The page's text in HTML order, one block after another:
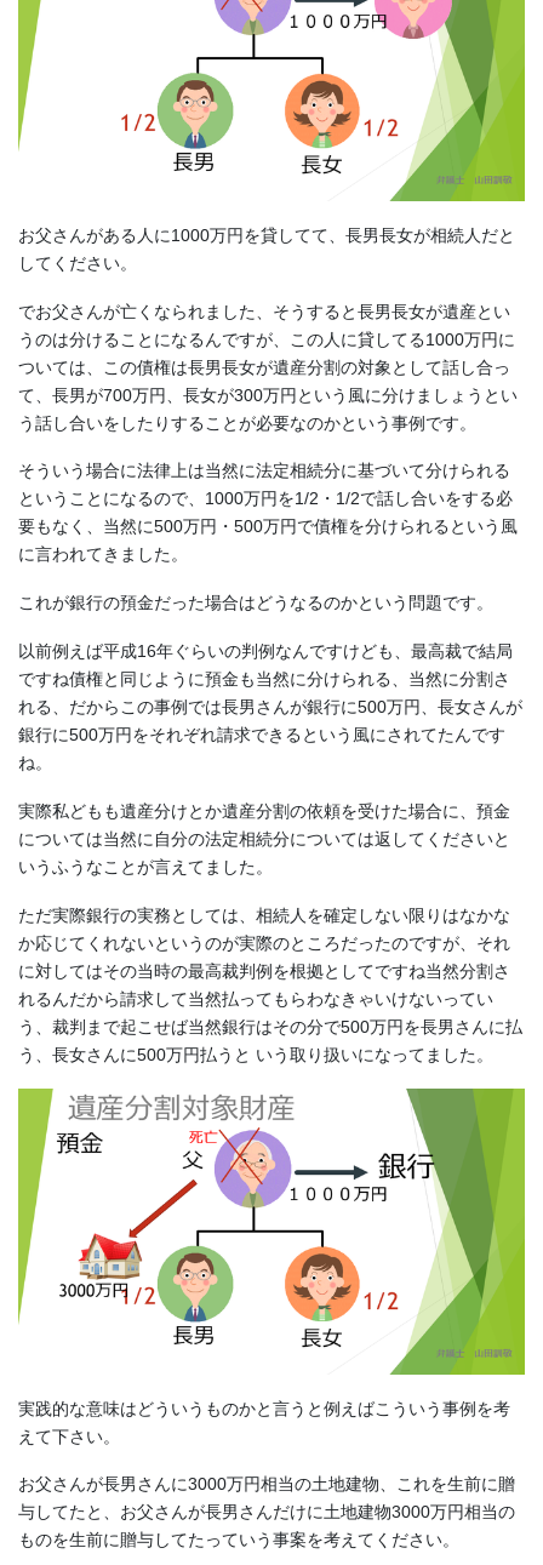
お父さんがある人に1000万円を貸してて、長男長女が相続人だと
してください。
でお父さんが亡くなられました、そうすると長男長女が遺産とい
うのは分けることになるんですが、この人に貸してる1000万円に
ついては、この債権は長男長女が遺産分割の対象として話し合っ
て、長男が700万円、長女が300万円という風に分けましょうとい
う話し合いをしたりすることが必要なのかという事例です。
そういう場合に法律上は当然に法定相続分に基づいて分けられる
ということになるので、1000万円を1/2・1/2で話し合いをする必
要もなく、当然に500万円・500万円で債権を分けられるという風
に言われてきました。
これが銀行の預金だった場合はどうなるのかという問題です。
以前例えば平成16年ぐらいの判例なんですけども、最高裁で結局
ですね債権と同じように預金も当然に分けられる、当然に分割さ
れる、だからこの事例では長男さんが銀行に500万円、長女さんが
銀行に500万円をそれぞれ請求できるという風にされてたんです
ね。
実際私どもも遺産分けとか遺産分割の依頼を受けた場合に、預金
については当然に自分の法定相続分については返してくださいと
いうふうなことが言えてました。
ただ実際銀行の実務としては、相続人を確定しない限りはなかな
か応じてくれないというのが実際のところだったのですが、それ
に対してはその当時の最高裁判例を根拠としてですね当然分割さ
れるんだから請求して当然払ってもらわなきゃいけないってい
う、裁判まで起こせば当然銀行はその分で500万円を長男さんに払
う、長女さんに500万円払うと いう取り扱いになってました。
実践的な意味はどういうものかと言うと例えばこういう事例を考
えて下さい。
お父さんが長男さんに3000万円相当の土地建物、これを生前に贈
与してたと、お父さんが長男さんだけに土地建物3000万円相当の
ものを生前に贈与してたっていう事案を考えてください。